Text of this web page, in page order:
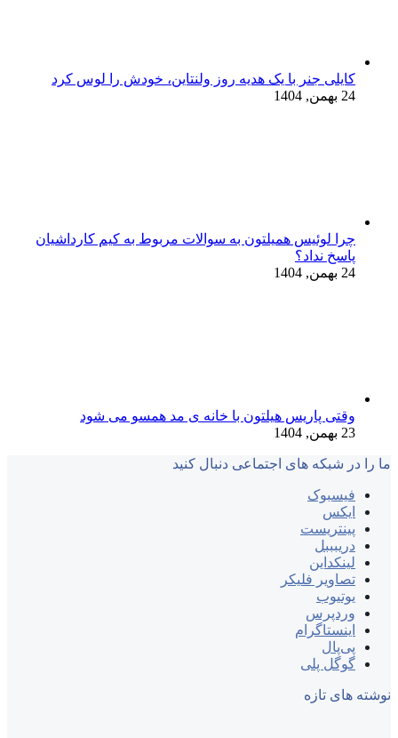
کایلی جنر با یک هدیه روز ولنتاین، خودش را لوس کرد
24 بهمن, 1404
چرا لوئیس همیلتون به سوالات مربوط به کیم کارداشیان
پاسخ نداد؟
24 بهمن, 1404
وقتی پاریس هیلتون با خانه‌ ی مد همسو می شود
23 بهمن, 1404
ما را در شبکه های اجتماعی دنبال کنید
فیسبوک
ایکس
پینتریست
دریبببل
لینکداین
تصاویر فلیکر
یوتیوب
وردپرس
اینستاگرام
پی‌پال
گوگل پلی
نوشته های تازه